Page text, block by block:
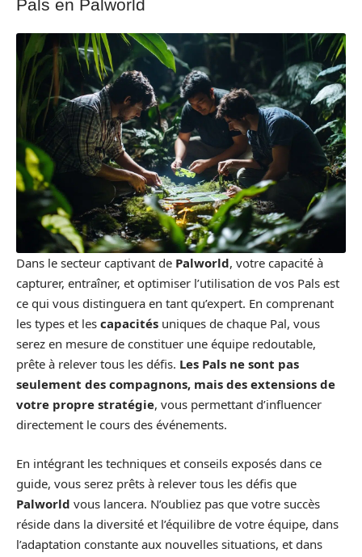
Pals en Palworld
Dans le secteur captivant de Palworld, votre capacité à
capturer, entraîner, et optimiser l’utilisation de vos Pals est
ce qui vous distinguera en tant qu’expert. En comprenant
les types et les capacités uniques de chaque Pal, vous
serez en mesure de constituer une équipe redoutable,
prête à relever tous les défis. Les Pals ne sont pas
seulement des compagnons, mais des extensions de
votre propre stratégie, vous permettant d’influencer
directement le cours des événements.
En intégrant les techniques et conseils exposés dans ce
guide, vous serez prêts à relever tous les défis que
Palworld vous lancera. N’oubliez pas que votre succès
réside dans la diversité et l’équilibre de votre équipe, dans
l’adaptation constante aux nouvelles situations, et dans